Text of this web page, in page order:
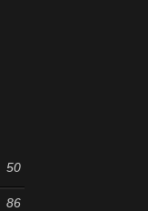
50
86